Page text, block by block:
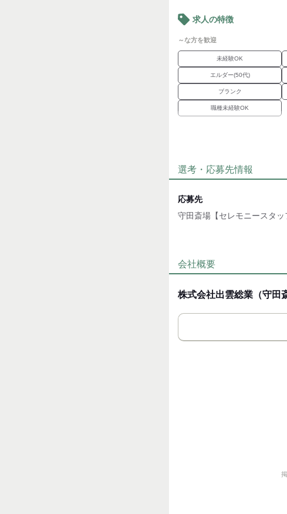
■退職金制度
・退職金共済加入
・勤続3年以上対象
■各種手当
￣￣￣￣￣￣￣￣
・食事手当：4,500円（一律）
・職務手当：10,000円～
・皆勤手当：3,000円
￣￣￣￣￣￣￣￣
・通勤手当支給（月額
・バイク通勤OK
・無料専用駐車場
・再雇用制度：65歳まで
￣￣￣￣￣￣￣￣
・受動喫煙対策あり
・屋外喫煙所あり
求人の特徴
～な方を歓迎
未経験OK
エルダー(50代)
ブランク
職種未経験OK
魅力的な待遇
選考・応募先情報
応募先
守田斎場【セレモニースタッ
[最寄駅]
熊本県 八代市⁄八代駅 (車
[住所]
会社概要
株式会社出雲総業（守田